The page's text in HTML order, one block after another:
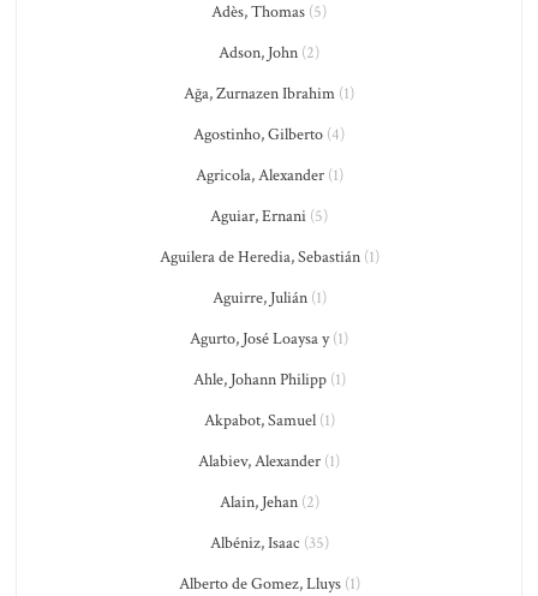
Adès, Thomas (5)
Adson, John (2)
Ağa, Zurnazen Ibrahim (1)
Agostinho, Gilberto (4)
Agricola, Alexander(1)
Aguiar, Ernani (5)
Aguilera de Heredia, Sebastián(1)
Aguirre, Julián(1)
Agurto, José Loaysa y(1)
Ahle, Johann Philipp(1)
Akpabot, Samuel(1)
Alabiev, Alexander (1)
Alain, Jehan(2)
Albéniz, Isaac (35)
Alberto de Gomez, Lluys(1)